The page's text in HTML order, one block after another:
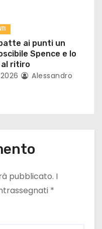
ai punti un
Spence e lo
al ritiro
Alessandro
pubblicato. I
*